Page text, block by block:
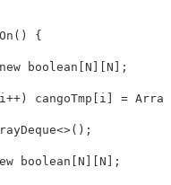
{
boolean[N][N];
cangoTmp[i] =
boolean[N][N];